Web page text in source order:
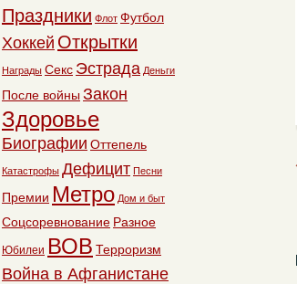
Праздники Флот Футбол
Хоккей Открытки
Награды Секс Эстрада Деньги
После войны Закон
Здоровье
Биографии Оттепель
Катастрофы Дефицит Песни
Премии Метро Дом и быт
Соцсоревнование Разное
Юбилеи ВОВ Терроризм
Война в Афганистане